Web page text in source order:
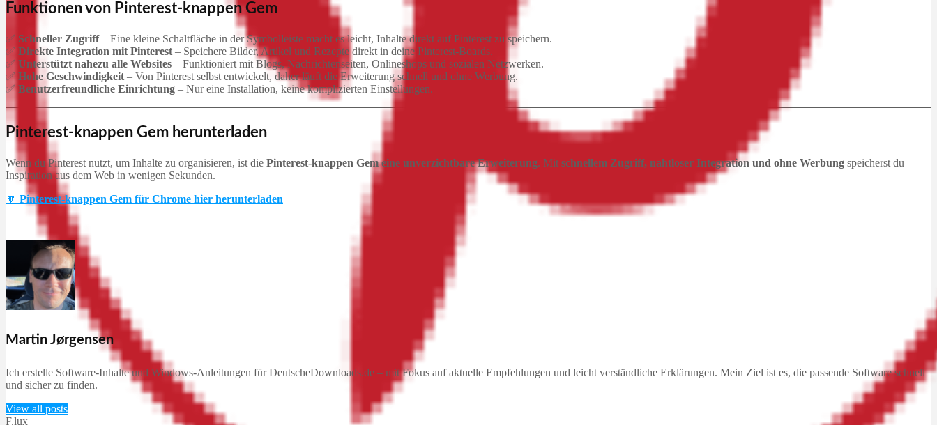
Funktionen von Pinterest-knappen Gem
✅ Schneller Zugriff– Eine kleine Schaltfläche in der Symbolleiste macht es leicht, Inhalte direkt auf Pinterest zu speichern.
✅ Direkte Integration mit Pinterest – Speichere Bilder, Artikel und Rezepte direkt in deine Pinterest-Boards.
✅ Unterstützt nahezu alle Websites – Funktioniert mit Blogs, Nachrichtenseiten, Onlineshops und sozialen Netzwerken.
✅ Hohe Geschwindigkeit – Von Pinterest selbst entwickelt, daher läuft die Erweiterung schnell und ohne Werbung.
✅ Benutzerfreundliche Einrichtung – Nur eine Installation, keine komplizierten Einstellungen.
Pinterest-knappen Gem herunterladen
Wenn du Pinterest nutzt, um Inhalte zu organisieren, ist die Pinterest-knappen Gem eine unverzichtbare Erweiterung. Mit schnellem Zugriff, nahtloser Integration und ohne Werbung speicherst du
Inspiration aus dem Web in wenigen Sekunden.
🔽 Pinterest-knappen Gem für Chrome hier herunterladen
Martin Jørgensen
Ich erstelle Software-Inhalte und Windows-Anleitungen für DeutscheDownloads.de – mit Fokus auf aktuelle Empfehlungen und leicht verständliche Erklärungen. Mein Ziel ist es, die passende Software schnell
und sicher zu finden.
View all posts
F.lux